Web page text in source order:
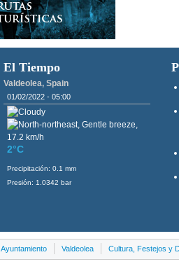
El Tiempo
Valdeolea, Spain
01/02/2022 - 05:00
2°C
Precipitación: 0.1 mm
Presión: 1.0342 bar
Ayuntamiento Valdeolea Cultura, Festejos y